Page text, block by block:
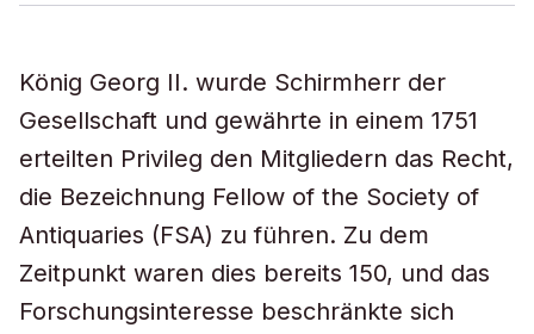
König Georg II. wurde Schirmherr der
Gesellschaft und gewährte in einem 1751
erteilten Privileg den Mitgliedern das Recht,
die Bezeichnung Fellow of the Society of
Antiquaries (FSA) zu führen. Zu dem
Zeitpunkt waren dies bereits 150, und das
Forschungsinteresse beschränkte sich